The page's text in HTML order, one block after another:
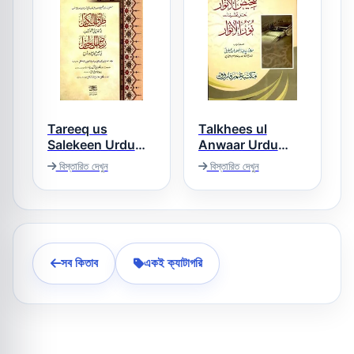
Tareeq us
Salekeen Urdu
Sharh Riaz Us
Saleheen طریق
السالکین اردو شرح
ریاض الصالحین
বিস্তারিত দেখুন
Talkhees ul
Anwaar Urdu
Sharh Noor ul
Anwar تلخیص
الانوار اردو شرح نور
الانوار
বিস্তারিত দেখুন
সব কিতাব একই ক্যাটাগরি